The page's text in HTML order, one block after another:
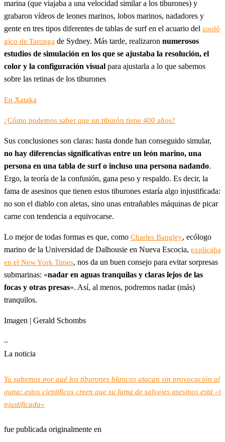
marina (que viajaba a una velocidad similar a los tiburones) y
grabaron vídeos de leones marinos, lobos marinos, nadadores y
gente en tres tipos diferentes de tablas de surf en el acuario del zooló
gico de Taronga de Sydney. Más tarde, realizaron numerosos
estudios de simulación en los que se ajustaba la resolución, el
color y la configuración visual para ajustarla a lo que sabemos
sobre las retinas de los tiburones
En Xataka
¿Cómo podemos saber que un tiburón tiene 400 años?
Sus conclusiones son claras: hasta donde han conseguido simular,
no hay diferencias significativas entre un león marino, una
persona en una tabla de surf o incluso una persona nadando.
Ergo, la teoría de la confusión, gana peso y respaldo. Es decir, la
fama de asesinos que tienen estos tiburones estaría algo injustificada:
no son el diablo con aletas, sino unas entrañables máquinas de picar
carne con tendencia a equivocarse.
Lo mejor de todas formas es que, como Charles Bangley, ecólogo
marino de la Universidad de Dalhousie en Nueva Escocia, explicaba
en el New York Times, nos da un buen consejo para evitar sorpresas
submarinas: «nadar en aguas tranquilas y claras lejos de las
focas y otras presas«. Así, al menos, podremos nadar (más)
tranquilos.
Imagen | Gerald Schombs
–
La noticia
Ya sabemos por qué los tiburones blancos atacan sin provocación al
guna: estos científicos creen que su fama de salvajes asesinos está «i
njustificada»
fue publicada originalmente en